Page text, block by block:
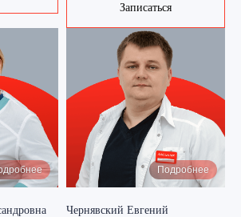
Записаться
Подробнее
Чернявский Евгений